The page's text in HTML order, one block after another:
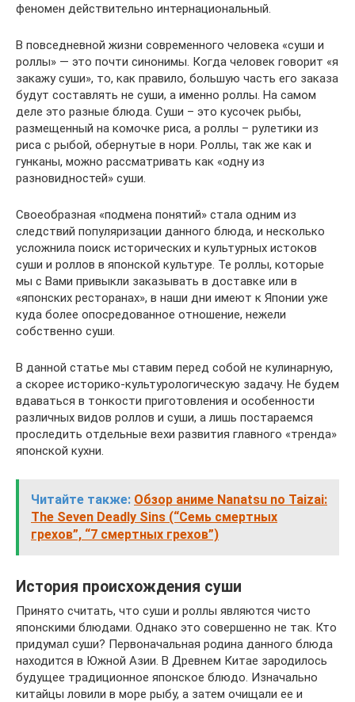
феномен действительно интернациональный.
В повседневной жизни современного человека «суши и
роллы» — это почти синонимы. Когда человек говорит «я
закажу суши», то, как правило, большую часть его заказа
будут составлять не суши, а именно роллы. На самом
деле это разные блюда. Суши – это кусочек рыбы,
размещенный на комочке риса, а роллы – рулетики из
риса с рыбой, обернутые в нори. Роллы, так же как и
гунканы, можно рассматривать как «одну из
разновидностей» суши.
Своеобразная «подмена понятий» стала одним из
следствий популяризации данного блюда, и несколько
усложнила поиск исторических и культурных истоков
суши и роллов в японской культуре. Те роллы, которые
мы с Вами привыкли заказывать в доставке или в
«японских ресторанах», в наши дни имеют к Японии уже
куда более опосредованное отношение, нежели
собственно суши.
В данной статье мы ставим перед собой не кулинарную,
а скорее историко-культурологическую задачу. Не будем
вдаваться в тонкости приготовления и особенности
различных видов роллов и суши, а лишь постараемся
проследить отдельные вехи развития главного «тренда»
японской кухни.
Читайте также: Обзор аниме Nanatsu no Taizai:
The Seven Deadly Sins (“Семь смертных
грехов”, “7 смертных грехов”)
История происхождения суши
Принято считать, что суши и роллы являются чисто
японскими блюдами. Однако это совершенно не так. Кто
придумал суши? Первоначальная родина данного блюда
находится в Южной Азии. В Древнем Китае зародилось
будущее традиционное японское блюдо. Изначально
китайцы ловили в море рыбу, а затем очищали ее и